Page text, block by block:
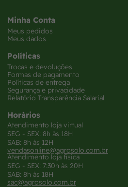
Minha Conta
Meus pedidos
Meus dados
Políticas
Trocas e devoluções
Formas de pagamento
Políticas de entrega
Segurança e privacidade
Relatório Transparência Salarial
Horários
Atendimento loja virtual
SEG - SEX: 8h às 18H
SAB: 8h às 12H
vendasonline@agrosolo.com.br
Atendimento loja física
SEG - SEX: 7:30h às 20H
SAB: 8h às 18H
sac@agrosolo.com.br